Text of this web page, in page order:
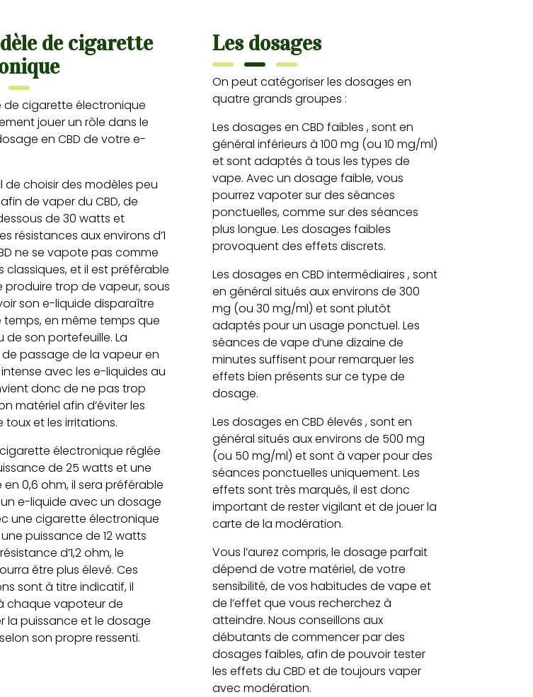
de cigarette
de cigarette électronique
jouer un rôle dans le
en CBD de votre e-
de choisir des modèles peu
de vaper du CBD, de
de 30 watts et
résistances aux environs d’1
ne se vapote pas comme
classiques, et il est préférable
produire trop de vapeur, sous
son e-liquide disparaître
en même temps que
de son portefeuille. La
passage de la vapeur en
avec les e-liquides au
donc de ne pas trop
matériel afin d’éviter les
toux et les irritations.
électronique réglée
de 25 watts et une
0,6 ohm, il sera préférable
e-liquide avec un dosage
une cigarette électronique
puissance de 12 watts
d’1,2 ohm, le
être plus élevé. Ces
sont à titre indicatif, il
chaque vapoteur de
la puissance et le dosage
son propre ressenti.
Les dosages
On peut catégoriser les dosages en
quatre grands groupes :
Les dosages en CBD faibles , sont en
général inférieurs à 100 mg (ou 10 mg/ml)
et sont adaptés à tous les types de
vape. Avec un dosage faible, vous
pourrez vapoter sur des séances
ponctuelles, comme sur des séances
plus longue. Les dosages faibles
provoquent des effets discrets.
Les dosages en CBD intermédiaires , sont
en général situés aux environs de 300
mg (ou 30 mg/ml) et sont plutôt
adaptés pour un usage ponctuel. Les
séances de vape d’une dizaine de
minutes suffisent pour remarquer les
effets bien présents sur ce type de
dosage.
Les dosages en CBD élevés , sont en
général situés aux environs de 500 mg
(ou 50 mg/ml) et sont à vaper pour des
séances ponctuelles uniquement. Les
effets sont très marqués, il est donc
important de rester vigilant et de jouer la
carte de la modération.
Vous l’aurez compris, le dosage parfait
dépend de votre matériel, de votre
sensibilité, de vos habitudes de vape et
de l’effet que vous recherchez à
atteindre. Nous conseillons aux
débutants de commencer par des
dosages faibles, afin de pouvoir tester
les effets du CBD et de toujours vaper
avec modération.